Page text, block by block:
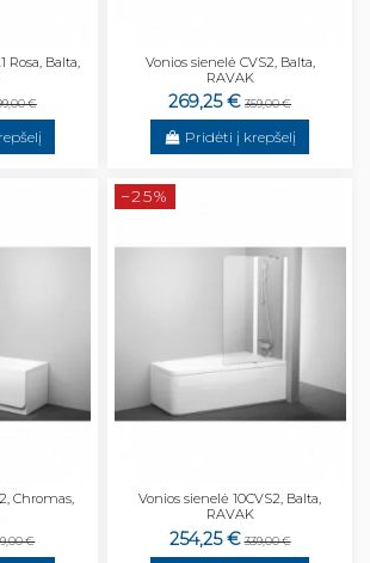
Rosa, Balta,
€
Vonios sienelė CVS2, Balta,
RAVAK
269,25 € 359,00 €
Pridėti į krepšelį
Chromas,
€
−25%
Vonios sienelė 10CVS2, Balta,
RAVAK
254,25 € 339,00 €